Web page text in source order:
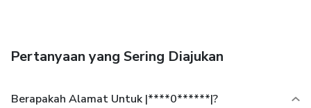
Pertanyaan yang Sering Diajukan
Berapakah Alamat Untuk |****0******|?